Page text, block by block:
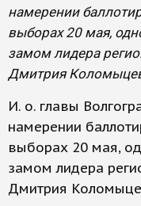
намерении
выборах 20 мая,
замом лидера
Дмитрия
И. о. главы
намерении
выборах 20 мая,
замом лидера
Дмитрия